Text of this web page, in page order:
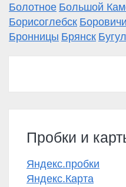
Болотное Большой
Борисоглебск Боровичи
Бронницы Брянск
Пробки и
Яндекс.пробки
Яндекс.Карта